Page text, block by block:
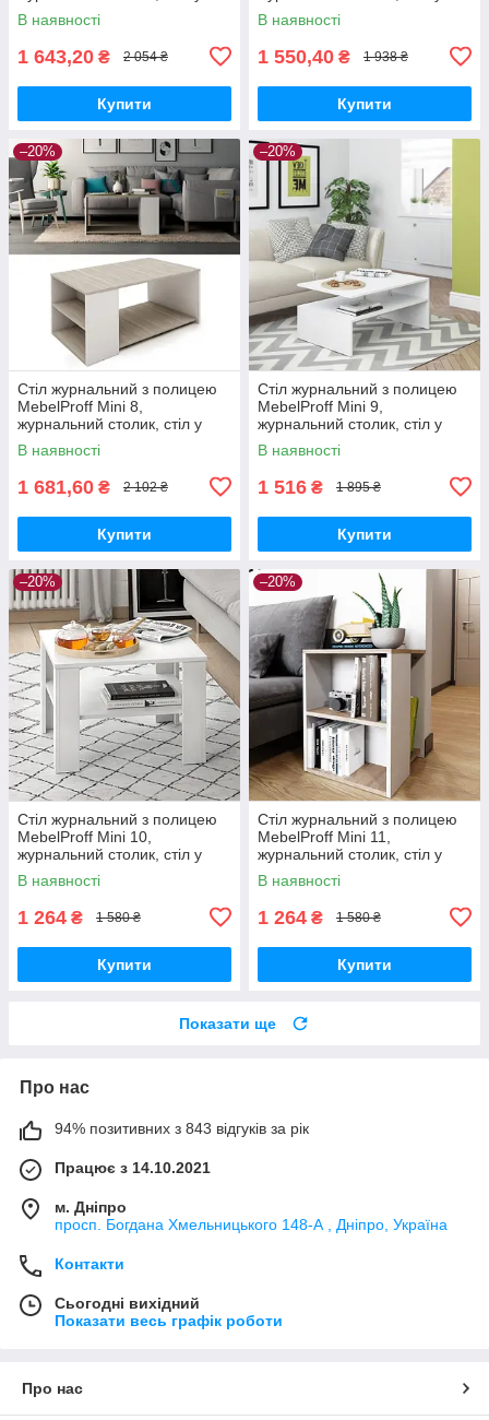
вітальню
В наявності
1 643,20 ₴ 2 054 ₴
Купити
вітальню
В наявності
1 550,40 ₴ 1 938 ₴
Купити
–20%
Стіл журнальний з полицею
MebelProff Mini 8,
журнальний столик, стіл у
вітальню
В наявності
1 681,60 ₴ 2 102 ₴
Купити
–20%
Стіл журнальний з полицею
MebelProff Mini 9,
журнальний столик, стіл у
вітальню
В наявності
1 516 ₴ 1 895 ₴
Купити
–20%
Стіл журнальний з полицею
MebelProff Mini 10,
журнальний столик, стіл у
вітальню
В наявності
1 264 ₴ 1 580 ₴
Купити
–20%
Стіл журнальний з полицею
MebelProff Mini 11,
журнальний столик, стіл у
вітальню
В наявності
1 264 ₴ 1 580 ₴
Купити
Показати ще
Про нас
94% позитивних з 843 відгуків за рік
Працює з 14.10.2021
м. Дніпро
просп. Богдана Хмельницького 148-А , Дніпро, Україна
Контакти
Сьогодні вихідний
Показати весь графік роботи
Про нас